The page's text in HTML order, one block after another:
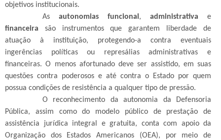
objetivos institucionais.
As autonomias funcional , administrativa e
financeira são instrumentos que garantem liberdade de
atuação à instituição, protegendo-a contra eventuais
ingerências políticas ou represálias administrativas e
financeiras. O menos afortunado deve ser assistido, em suas
questões contra poderosos e até contra o Estado por quem
possua condições de resistência a qualquer tipo de pressão.
O reconhecimento da autonomia da Defensoria
Pública, assim como do modelo público de prestação de
assistência jurídica integral e gratuita, conta com apoio da
Organização dos Estados Americanos (OEA), por meio de